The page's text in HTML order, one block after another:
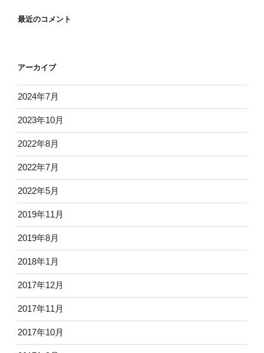
最近のコメント
アーカイブ
2024年7月
2023年10月
2022年8月
2022年7月
2022年5月
2019年11月
2019年8月
2018年1月
2017年12月
2017年11月
2017年10月